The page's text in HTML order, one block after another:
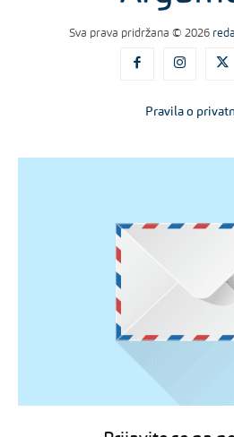
Sva prava pridržana © 2026
Pravila o